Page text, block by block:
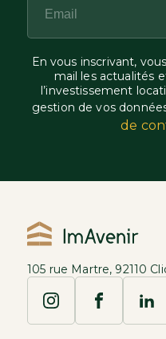
En vous inscrivant,
mail les actualités
l’investissement
gestion de vos
de
105 rue Martre, 92110